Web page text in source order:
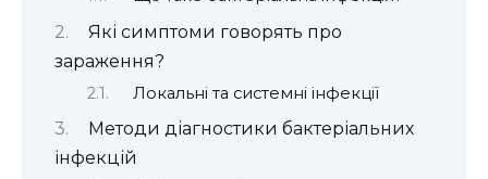
Які симптоми говорять про
зараження?
Локальні та системні інфекції
Методи діагностики бактеріальних
інфекцій